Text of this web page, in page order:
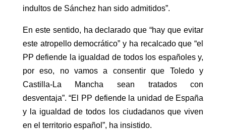
indultos de Sánchez han sido admitidos”.
En este sentido, ha declarado que “hay que evitar
este atropello democrático” y ha recalcado que “el
PP defiende la igualdad de todos los españoles y,
por eso, no vamos a consentir que Toledo y
Castilla-La Mancha sean tratados con
desventaja”. “El PP defiende la unidad de España
y la igualdad de todos los ciudadanos que viven
en el territorio español”, ha insistido.